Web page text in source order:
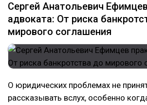
Сергей Анатольевич
адвоката: От риска
мирового соглашения
О юридических проблемах не
рассказывать вслух, особенно